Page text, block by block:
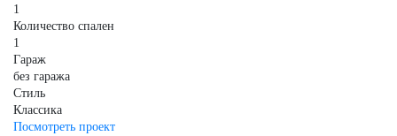
1
Количество спален
1
Гараж
без гаража
Стиль
Классика
Посмотреть проект